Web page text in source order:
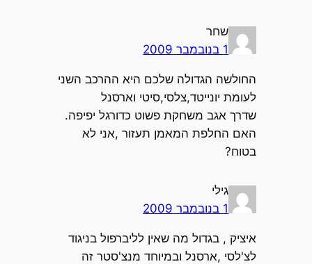
שחר
1 בנובמבר 2009
החולשה הגדולה שלכם היא ההרכב השני
לעומת יונייטד,צלסי,סיטי וארסנל
שדרך אגב משחקת פשוט כדורגל יפיפה.
האם החלפת המאמן תעזור ,אני לא
בטוח?
גילי
1 בנובמבר 2009
איציק , בגדול מה שאין לליברפול בניגוד
לצ'לסי ,ארסנל ובמיוחד מנצ'סטר זה